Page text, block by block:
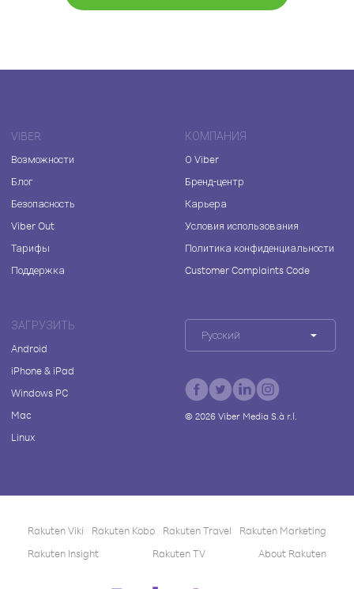
VIBER
Возможности
Блог
Безопасность
Viber Out
Тарифы
Поддержка
КОМПАНИЯ
О Viber
Бренд-центр
Карьера
Условия использования
Политика конфиденциальности
Customer Complaints Code
ЗАГРУЗИТЬ
Android
iPhone & iPad
Windows PC
Mac
Linux
Русский
© 2026Viber Media S.à r.l.
Rakuten Viki Rakuten Kobo Rakuten Travel
Rakuten Marketing
Rakuten Insight
Rakuten TV About Rakuten